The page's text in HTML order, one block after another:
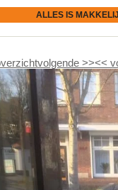
ALLES IS
volgende >><<